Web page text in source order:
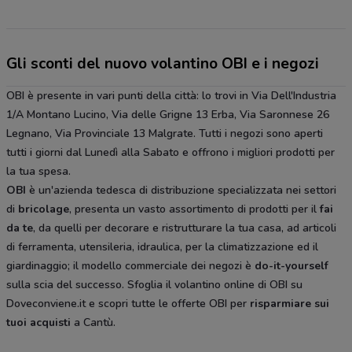
Gli sconti del nuovo volantino OBI e i negozi
OBI è presente in vari punti della città: lo trovi in Via Dell'Industria
1/A Montano Lucino, Via delle Grigne 13 Erba, Via Saronnese 26
Legnano, Via Provinciale 13 Malgrate. Tutti i negozi sono aperti
tutti i giorni dal Lunedì alla Sabato e offrono i migliori prodotti per
la tua spesa.
OBI è un'azienda tedesca di distribuzione specializzata nei settori
di bricolage, presenta un vasto assortimento di prodotti per ilfai
da te, da quelli per decorare e ristrutturare la tua casa, ad articoli
di ferramenta, utensileria, idraulica, per la climatizzazione ed il
giardinaggio; il modello commerciale dei negozi è do-it-yourself
sulla scia del successo. Sfoglia il volantino online di OBI su
Doveconviene.it e scopri tutte le offerte OBI per risparmiare sui
tuoi acquisti a Cantù.